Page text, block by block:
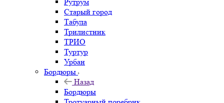
Старый город
Табула
Трилистник
ТРИО
Туртур
Урбан
Бордюры
Назад
Бордюры